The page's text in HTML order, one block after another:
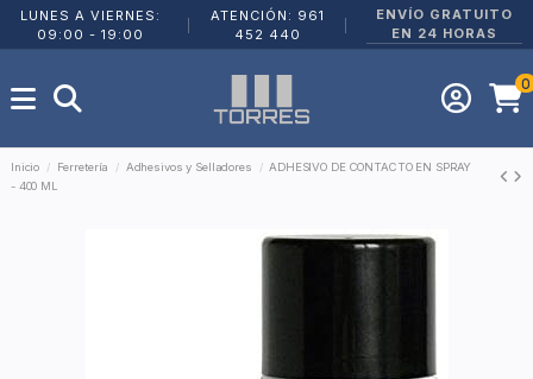
LUNES A VIERNES:
09:00 - 19:00
ATENCIÓN: 961
452 440
ENVÍO GRATUITO
EN 24 HORAS
0
Inicio Ferretería Adhesivos y Selladores
ADHESIVO DE CONTACTO EN SPRAY
- 400 ML